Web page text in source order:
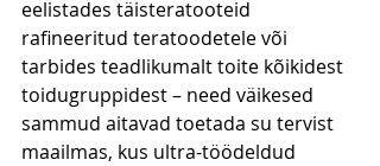
eelistades täisteratooteid
rafineeritud teratoodetele või
tarbides teadlikumalt toite kõikidest
toidugruppidest – need väikesed
sammud aitavad toetada su tervist
maailmas, kus ultra-töödeldud